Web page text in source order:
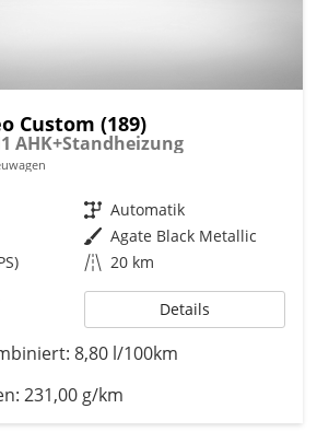
Custom (189)
AHK+Standheizung
Getriebe Automatik
Außenfarbe Agate Black Metallic
Kilometerstand 20 km
Details
8,80 l/100km
231,00 g/km